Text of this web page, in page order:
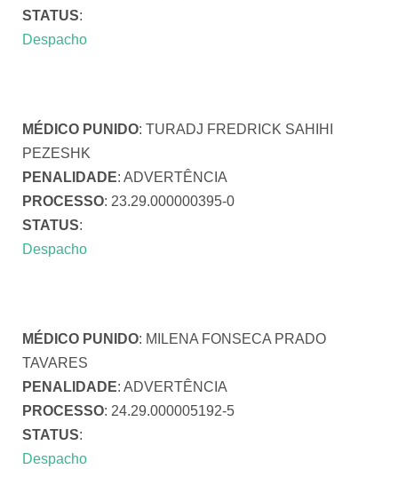
STATUS:
Despacho
MÉDICO PUNIDO: TURADJ FREDRICK SAHIHI
PEZESHK
PENALIDADE: ADVERTÊNCIA
PROCESSO: 23.29.000000395-0
STATUS:
Despacho
MÉDICO PUNIDO: MILENA FONSECA PRADO
TAVARES
PENALIDADE: ADVERTÊNCIA
PROCESSO: 24.29.000005192-5
STATUS:
Despacho